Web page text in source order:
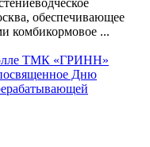
обеспечивающее
комбикормовое ...